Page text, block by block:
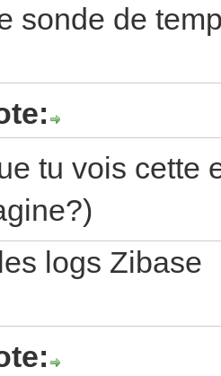
sonde de
tu vois cette
logs Zibase